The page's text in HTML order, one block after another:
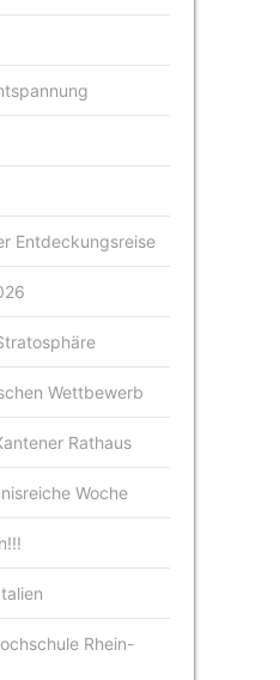
Entdeckungsreise
Wettbewerb
Rathaus
Woche
Rhein-